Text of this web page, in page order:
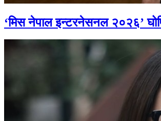
‘मिस नेपाल इन्टरनेसनल २०२६’